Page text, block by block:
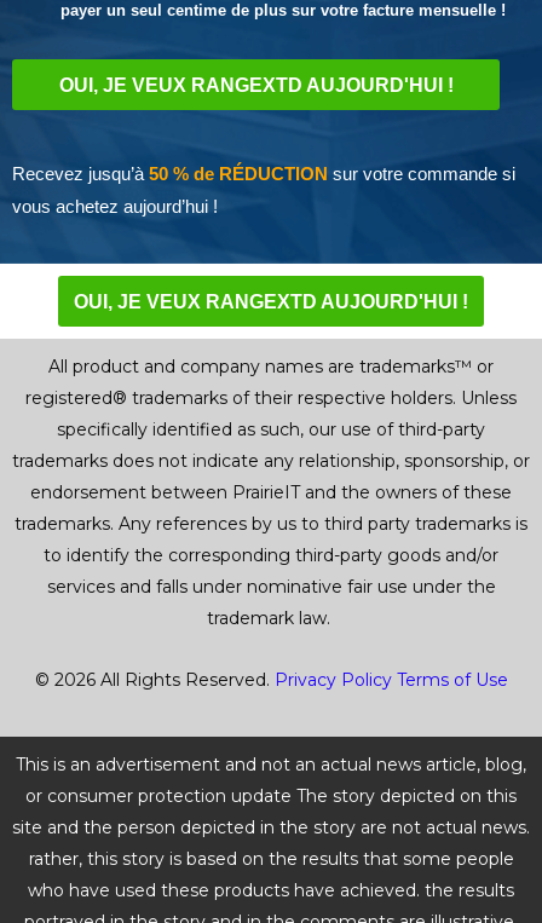
payer un seul centime de plus sur votre facture mensuelle !
OUI, JE VEUX RANGEXTD AUJOURD'HUI !
Recevez jusqu’à 50 % de RÉDUCTION sur votre commande si
vous achetez aujourd’hui !
OUI, JE VEUX RANGEXTD AUJOURD'HUI !
All product and company names are trademarks™ or
registered® trademarks of their respective holders. Unless
specifically identified as such, our use of third-party
trademarks does not indicate any relationship, sponsorship, or
endorsement between PrairieIT and the owners of these
trademarks. Any references by us to third party trademarks is
to identify the corresponding third-party goods and/or
services and falls under nominative fair use under the
trademark law.
© 2026 All Rights Reserved. Privacy Policy Terms of Use
This is an advertisement and not an actual news article, blog,
or consumer protection update The story depicted on this
site and the person depicted in the story are not actual news.
rather, this story is based on the results that some people
who have used these products have achieved. the results